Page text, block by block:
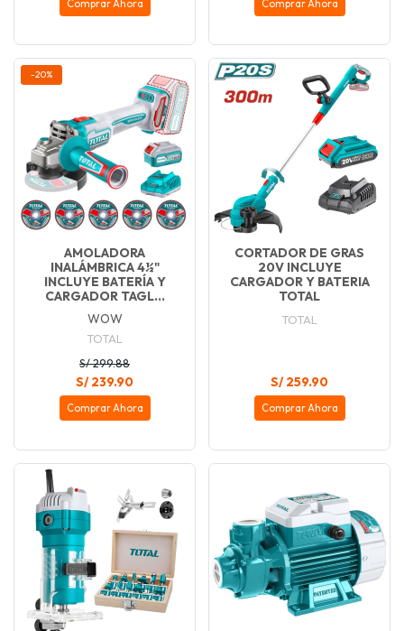
Comprar Ahora Comprar Ahora
-20%
AMOLADORA
INALÁMBRICA 4½"
INCLUYE BATERÍA Y
CARGADOR TAGL...
WOW
TOTAL
S/ 299.88
S/ 239.90
Comprar Ahora
CORTADOR DE GRAS
20V INCLUYE
CARGADOR Y BATERIA
TOTAL
TOTAL
S/ 259.90
Comprar Ahora